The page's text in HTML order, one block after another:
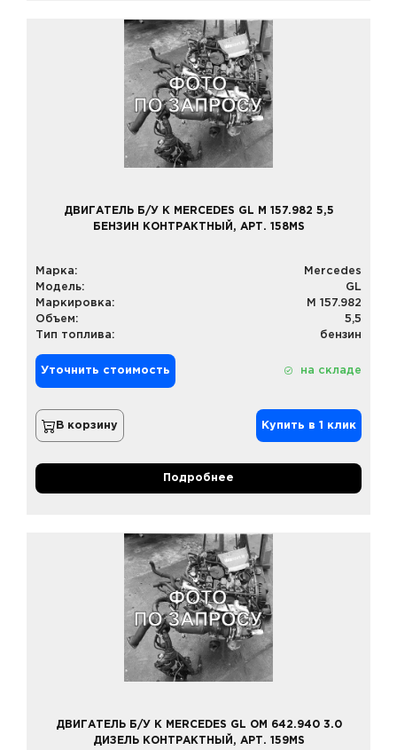
ДВИГАТЕЛЬ Б/У К MERCEDES GL M 157.982 5,5
БЕНЗИН КОНТРАКТНЫЙ, АРТ. 158MS
Марка:
Mercedes
Модель:
GL
Маркировка:
M 157.982
Объем:
5,5
Тип топлива:
бензин
Уточнить стоимость на складе
В корзину Купить в 1 клик
Подробнее
ДВИГАТЕЛЬ Б/У К MERCEDES GL OM 642.940 3.0
ДИЗЕЛЬ КОНТРАКТНЫЙ, АРТ. 159MS